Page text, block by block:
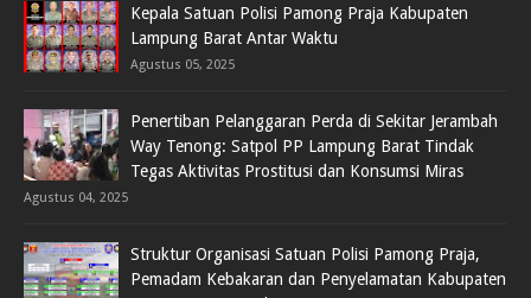
Kepala Satuan Polisi Pamong Praja Kabupaten
Lampung Barat Antar Waktu
Agustus 05, 2025
Penertiban Pelanggaran Perda di Sekitar Jerambah
Way Tenong: Satpol PP Lampung Barat Tindak
Tegas Aktivitas Prostitusi dan Konsumsi Miras
Agustus 04, 2025
Struktur Organisasi Satuan Polisi Pamong Praja,
Pemadam Kebakaran dan Penyelamatan Kabupaten